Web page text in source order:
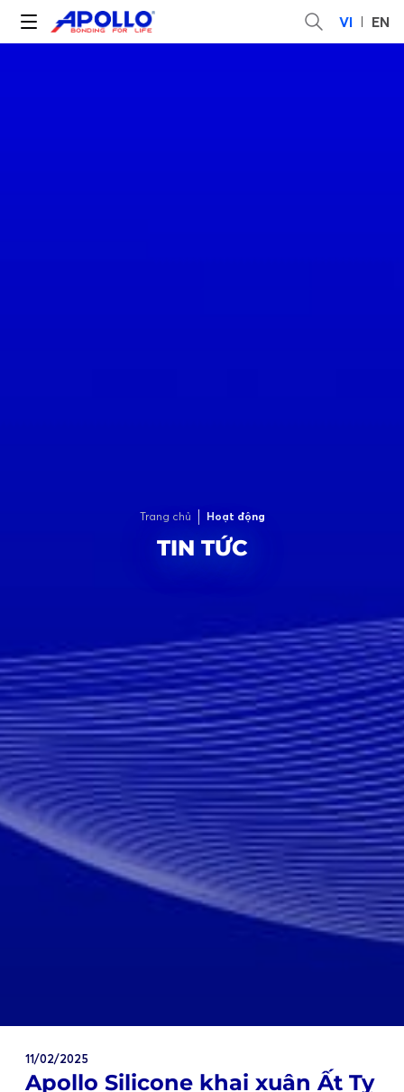
VI EN
Trang chủ Hoạt động
TIN TỨC
11/02/2025
Apollo Silicone khai xuân Ất Tỵ